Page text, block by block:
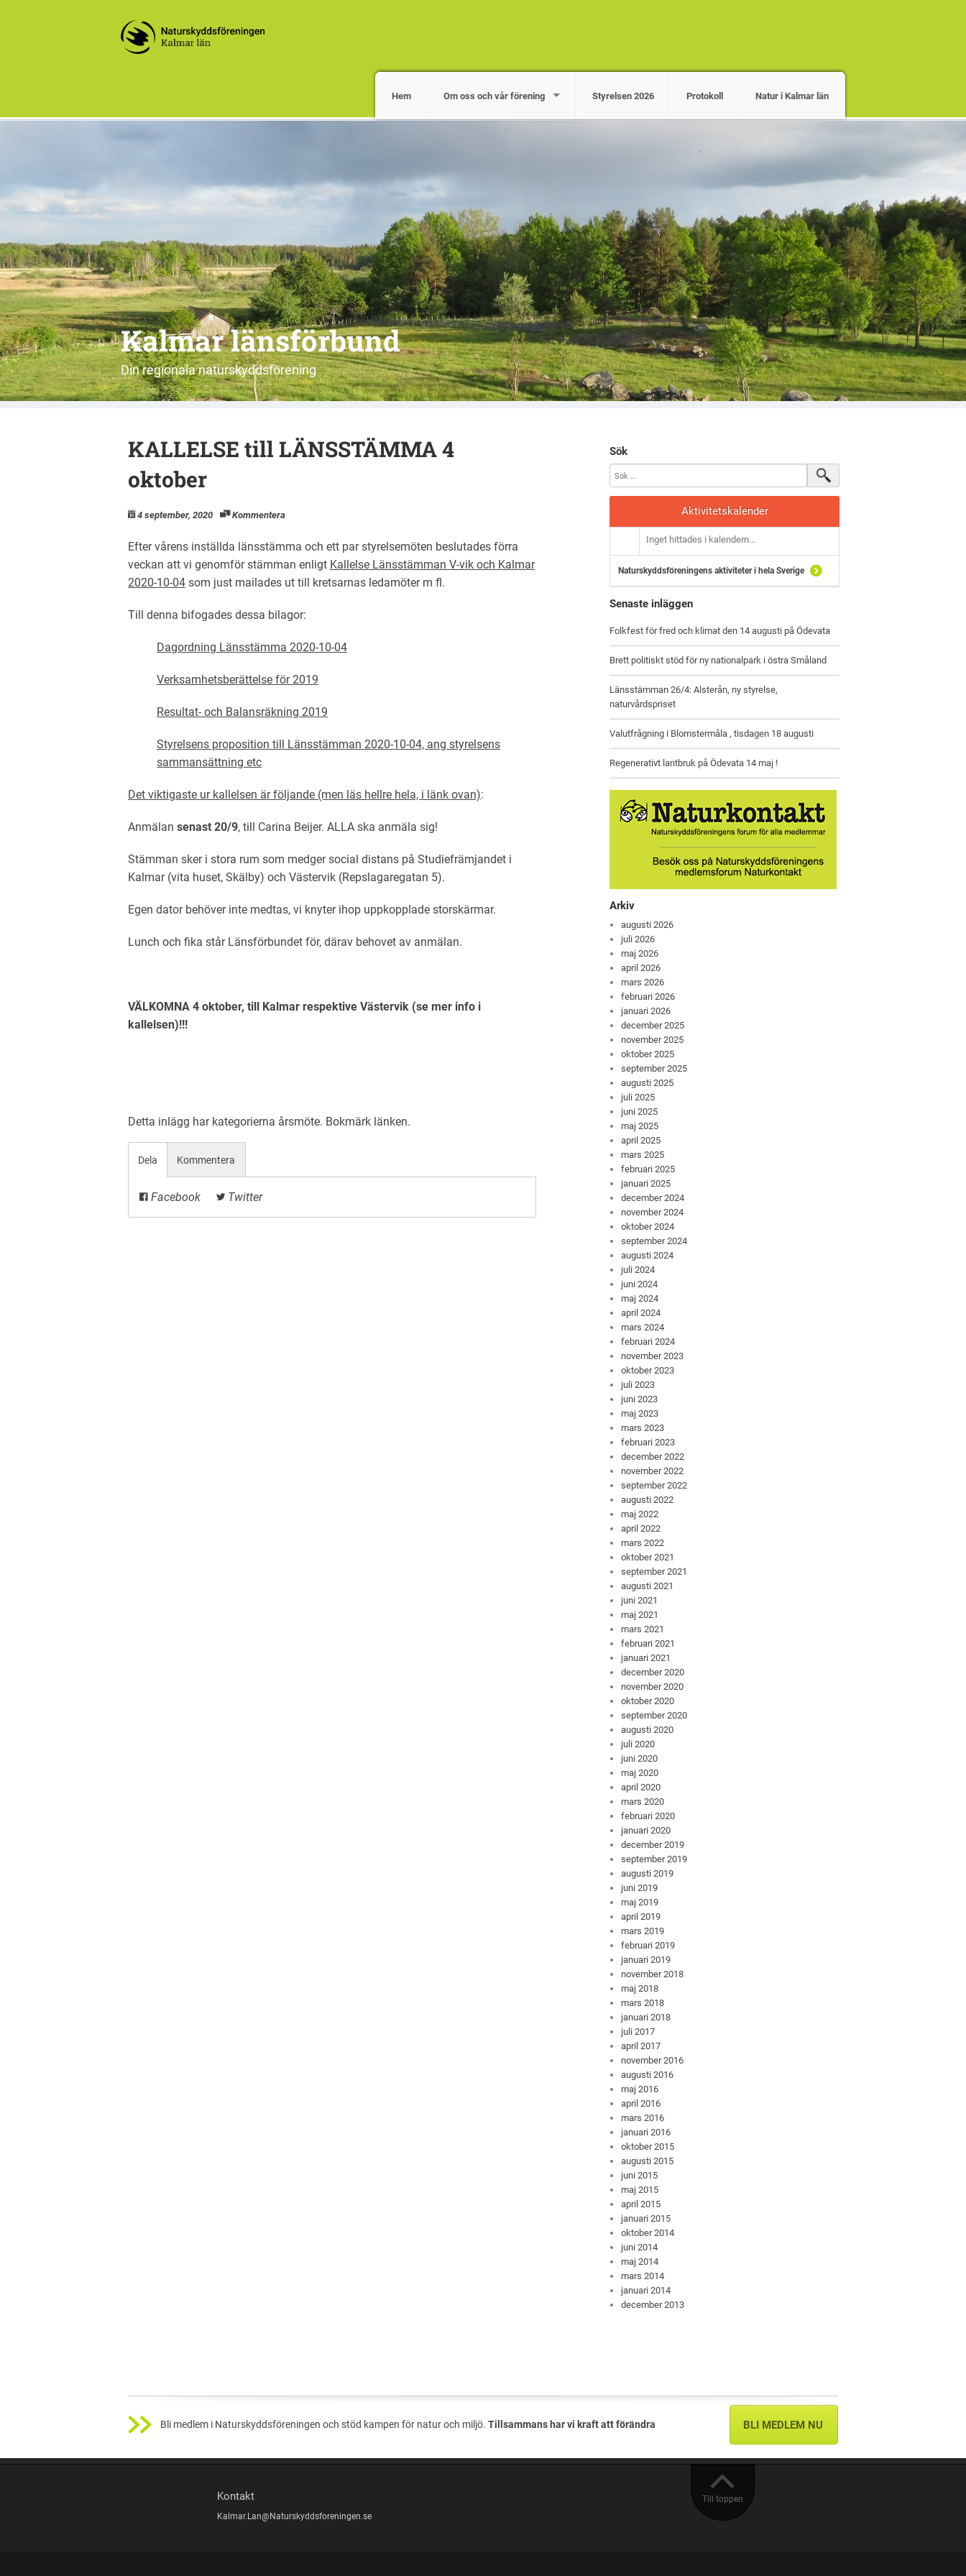
Hem Om oss och vår förening Styrelsen 2026 Protokoll Natur i Kalmar län
Kalmar länsförbund
Din regionala naturskyddsförening
KALLELSE till LÄNSSTÄMMA 4
oktober
4 september, 2020 Kommentera
Efter vårens inställda länsstämma och ett par styrelsemöten beslutades förra
veckan att vi genomför stämman enligt Kallelse Länsstämman V-vik och Kalmar
2020-10-04 som just mailades ut till kretsarnas ledamöter m fl.
Till denna bifogades dessa bilagor:
Dagordning Länsstämma 2020-10-04
Verksamhetsberättelse för 2019
Resultat- och Balansräkning 2019
Styrelsens proposition till Länsstämman 2020-10-04, ang styrelsens
sammansättning etc
Det viktigaste ur kallelsen är följande (men läs hellre hela, i länk ovan):
Anmälan senast 20/9, till Carina Beijer. ALLA ska anmäla sig!
Stämman sker i stora rum som medger social distans på Studiefrämjandet i
Kalmar (vita huset, Skälby) och Västervik (Repslagaregatan 5).
Egen dator behöver inte medtas, vi knyter ihop uppkopplade storskärmar.
Lunch och fika står Länsförbundet för, därav behovet av anmälan.
VÄLKOMNA 4 oktober, till Kalmar respektive Västervik (se mer info i
kallelsen)!!!
Detta inlägg har kategorierna årsmöte. Bokmärk länken.
Dela
Facebook Twitter
Kommentera
Sök
Aktivitetskalender
Inget hittades i kalendern...
Naturskyddsföreningens aktiviteter i hela Sverige
Senaste inläggen
Folkfest för fred och klimat den 14 augusti på Ödevata
Brett politiskt stöd för ny nationalpark i östra Småland
Länsstämman 26/4: Alsterån, ny styrelse,
naturvårdspriset
Valutfrågning i Blomstermåla , tisdagen 18 augusti
Regenerativt lantbruk på Ödevata 14 maj !
Arkiv
augusti 2026
juli 2026
maj 2026
april 2026
mars 2026
februari 2026
januari 2026
december 2025
november 2025
oktober 2025
september 2025
augusti 2025
juli 2025
juni 2025
maj 2025
april 2025
mars 2025
februari 2025
januari 2025
december 2024
november 2024
oktober 2024
september 2024
augusti 2024
juli 2024
juni 2024
maj 2024
april 2024
mars 2024
februari 2024
november 2023
oktober 2023
juli 2023
juni 2023
maj 2023
mars 2023
februari 2023
december 2022
november 2022
september 2022
augusti 2022
maj 2022
april 2022
mars 2022
oktober 2021
september 2021
augusti 2021
juni 2021
maj 2021
mars 2021
februari 2021
januari 2021
december 2020
november 2020
oktober 2020
september 2020
augusti 2020
juli 2020
juni 2020
maj 2020
april 2020
mars 2020
februari 2020
januari 2020
december 2019
september 2019
augusti 2019
juni 2019
maj 2019
april 2019
mars 2019
februari 2019
januari 2019
november 2018
maj 2018
mars 2018
januari 2018
juli 2017
april 2017
november 2016
augusti 2016
maj 2016
april 2016
mars 2016
januari 2016
oktober 2015
augusti 2015
juni 2015
maj 2015
april 2015
januari 2015
oktober 2014
juni 2014
maj 2014
mars 2014
januari 2014
december 2013
Bli medlem i Naturskyddsföreningen och stöd kampen för natur och miljö. Tillsammans har vi kraft att förändra BLI MEDLEM NU
Till toppen
Kontakt
Kalmar.Lan@Naturskyddsforeningen.se